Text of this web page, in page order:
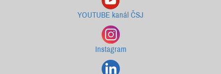
YOUTUBE kanál ČSJ
Instagram